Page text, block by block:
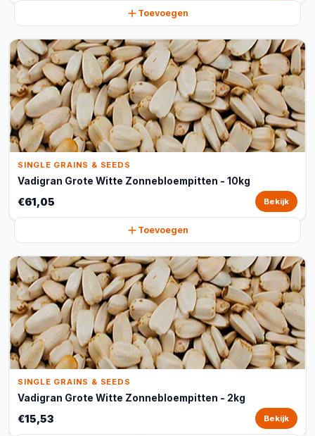
Toevoegen
SINGLE GRAINS & SEEDS
Vadigran Grote Witte Zonnebloempitten - 10kg
€61,05 Bekijk
Toevoegen
SINGLE GRAINS & SEEDS
Vadigran Grote Witte Zonnebloempitten - 2kg
€15,53 Bekijk